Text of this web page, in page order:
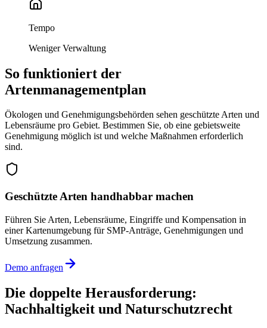
Tempo
Weniger Verwaltung
So funktioniert der
Artenmanagementplan
Ökologen und Genehmigungsbehörden sehen geschützte Arten und
Lebensräume pro Gebiet. Bestimmen Sie, ob eine gebietsweite
Genehmigung möglich ist und welche Maßnahmen erforderlich
sind.
Geschützte Arten handhabbar machen
Führen Sie Arten, Lebensräume, Eingriffe und Kompensation in
einer Kartenumgebung für SMP-Anträge, Genehmigungen und
Umsetzung zusammen.
Demo anfragen
Die doppelte Herausforderung:
Nachhaltigkeit und Naturschutzrecht